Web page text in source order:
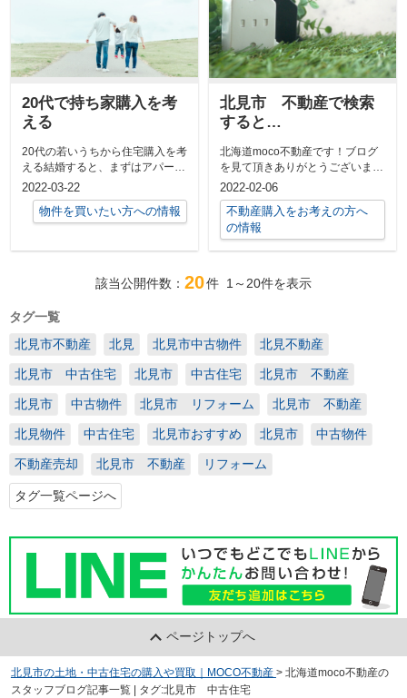
20代で持ち家購入を考
える
20代の若いうちから住宅購入を考
える結婚すると、まずはアパート
やマンションで新生活を始める方
は多いと...
2022-03-22
物件を買いたい方への情報
北見市 不動産で検索
すると…
北海道moco不動産です！ブログ
を見て頂きありがとうございま
す！早速ですが、Googleの検索
にて『...
2022-02-06
不動産購入をお考えの方へ
の情報
該当公開件数： 20件 1～20件を表示
タグ一覧
北見市不動産
北見 北見市中古物件 北見不動産
北見市 中古住宅 北見市 中古住宅 北見市 不動産
北見市 中古物件 北見市 リフォーム 北見市 不動産
北見物件 中古住宅 北見市おすすめ 北見市 中古物件
不動産売却 北見市 不動産 リフォーム
タグ一覧ページへ
ページトップへ
北見市の土地・中古住宅の購入や買取｜MOCO不動産 > 北海道moco不動産の
スタッフブログ記事一覧 | タグ:北見市 中古住宅